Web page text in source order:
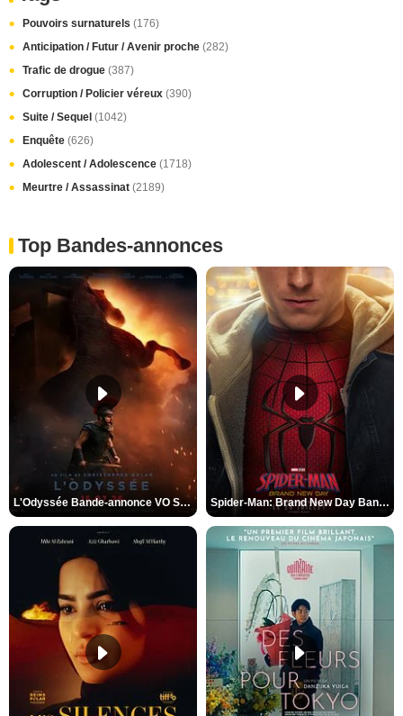
Pouvoirs surnaturels (176)
Anticipation / Futur / Avenir proche (282)
Trafic de drogue (387)
Corruption / Policier véreux (390)
Suite / Sequel (1042)
Enquête (626)
Adolescent / Adolescence (1718)
Meurtre / Assassinat (2189)
Top Bandes-annonces
L'Odyssée Bande-annonce VO STFR Spider-Man: Brand New Day Bande-annonce VO STFR